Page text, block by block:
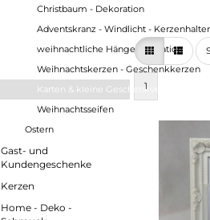
1
Christbaum - Dekoration
Adventskranz - Windlicht -
weihnachtliche Hängedekoration
Weihnachtskerzen - Geschenkkerzen
Karten & kleine Geschenkverpackungen
Weihnachtsseifen
Ostern
Gast- und
Kundengeschenke
Kerzen
Home - Deko -